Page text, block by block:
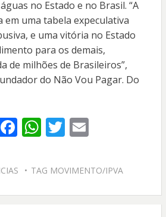
no Estado e no Brasil. “A
em uma tabela expeculativa
e uma vitória no Estado
para os demais,
de milhões de Brasileiros”,
do Não Vou Pagar. Do
F
e
o
W
at
A
T
itt
E
ai
TAG MOVIMENTO/IPVA